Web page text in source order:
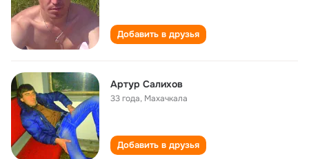
Добавить в друзья
Артур Салихов
33 года, Махачкала
Добавить в друзья